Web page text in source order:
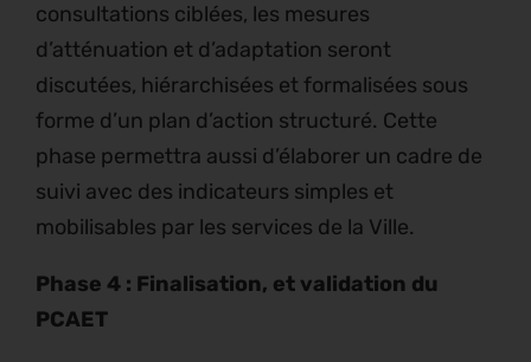
consultations ciblées, les mesures
d’atténuation et d’adaptation seront
discutées, hiérarchisées et formalisées sous
forme d’un plan d’action structuré. Cette
phase permettra aussi d’élaborer un cadre de
suivi avec des indicateurs simples et
mobilisables par les services de la Ville.
Phase 4 : Finalisation, et validation du
PCAET